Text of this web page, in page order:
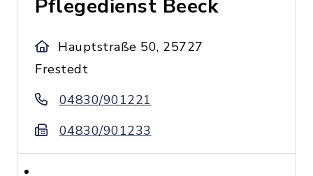
Pflegedienst Beeck
Hauptstraße 50, 25727
Frestedt
04830/901221
04830/901233